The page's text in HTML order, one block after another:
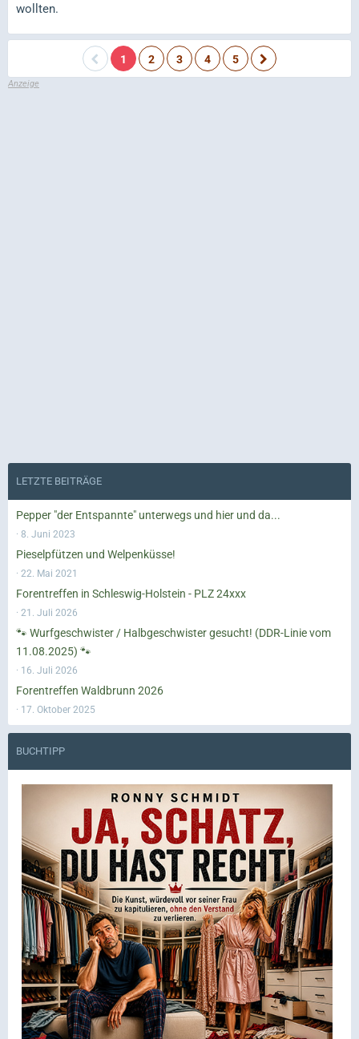
wollten.
1 2 3 4 5
LETZTE BEITRÄGE
Pepper "der Entspannte" unterwegs und hier und da...
8. Juni 2023
Pieselpfützen und Welpenküsse!
22. Mai 2021
Forentreffen in Schleswig-Holstein - PLZ 24xxx
21. Juli 2026
🐾 Wurfgeschwister / Halbgeschwister gesucht! (DDR-Linie vom
11.08.2025) 🐾
16. Juli 2026
Forentreffen Waldbrunn 2026
17. Oktober 2025
BUCHTIPP